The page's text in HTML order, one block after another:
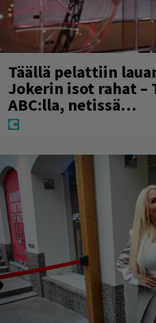
Täällä pelattiin
Jokerin isot rahat –
ABC:lla, netissä…